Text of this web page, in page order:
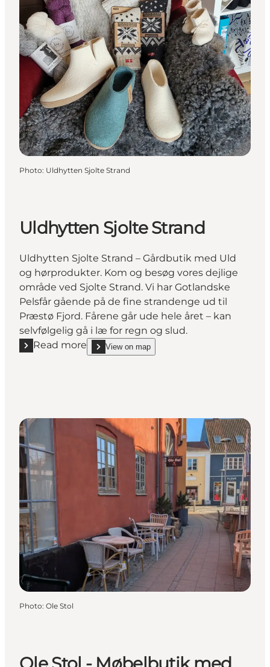
Photo: Uldhytten Sjolte Strand
Uldhytten Sjolte Strand
Uldhytten Sjolte Strand – Gårdbutik med Uld
og hørprodukter. Kom og besøg vores dejlige
område ved Sjolte Strand. Vi har Gotlandske
Pelsfår gående på de fine strandenge ud til
Præstø Fjord. Fårene går ude hele året – kan
selvfølgelig gå i læ for regn og slud.
Read more
Read more "Uldhytten Sjolte Strand"
View on map
show Uldhytten Sjolte Strand on_map
Photo: Ole Stol